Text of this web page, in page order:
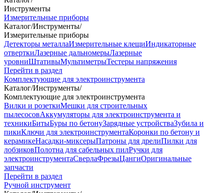
Инструменты
Измерительные приборы
Каталог/Инструменты/
Измерительные приборы
Детекторы металлаИзмерительные клещиИндикаторные
отверткиЛазерные дальномерыЛазерные
уровниШтативыМультиметрыТестеры напряжения
Перейти в раздел
Комплектующие для электроинструмента
Каталог/Инструменты/
Комплектующие для электроинструмента
Вилки и розеткиМешки для строительных
пылесосовАккумуляторы для электроинструмента и
техникиБитыБуры по бетонуЗарядные устройстваЗубила и
пикиКлючи для электроинструментаКоронки по бетону и
керамикеНасадки-миксерыПатроны для дрелиПилки для
лобзиковПолотна для сабельных пилРучки для
электроинструментаСверлаФрезыЦангиОригинальные
запчасти
Перейти в раздел
Ручной инструмент